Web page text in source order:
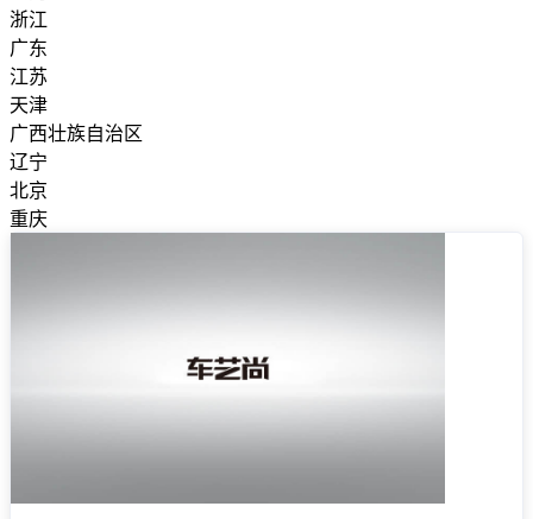
浙江
广东
江苏
天津
广西壮族自治区
辽宁
北京
重庆